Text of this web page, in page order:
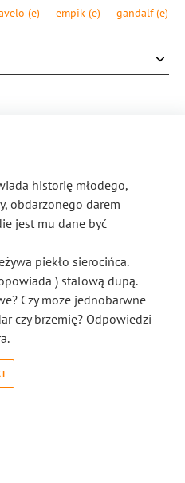
(e) empik (e) gandalf (e)
historię młodego,
obdarzonego darem
jest mu dane być
piekło sierocińca.
) stalową dupą.
Czy może jednobarwne
czy brzemię? Odpowiedzi